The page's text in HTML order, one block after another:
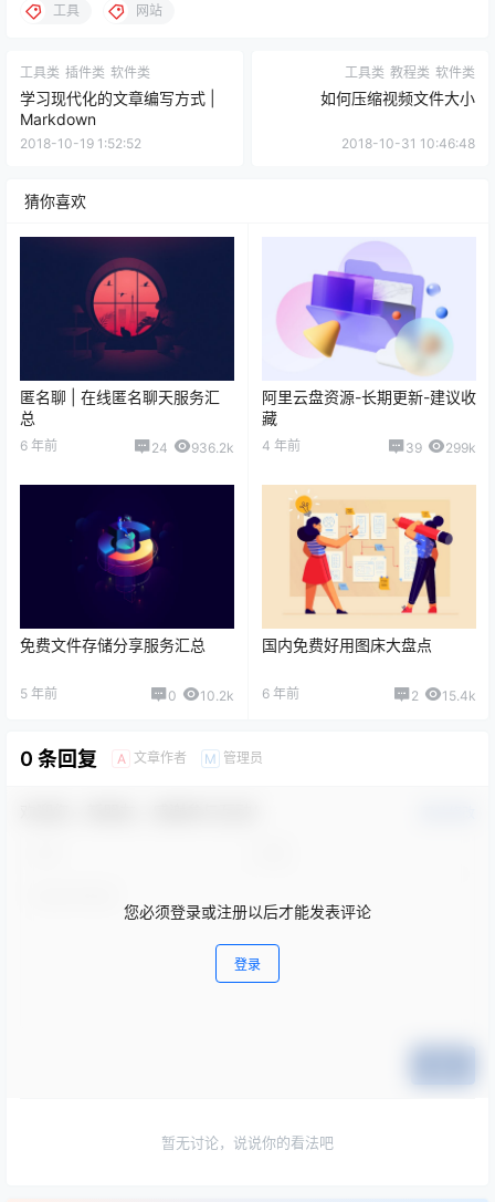
工具 网站
工具类 插件类 软件类
学习现代化的文章编写方式 |
Markdown
2018-10-19 1:52:52
工具类 教程类 软件类
如何压缩视频文件大小
2018-10-31 10:46:48
猜你喜欢
匿名聊 | 在线匿名聊天服务汇
总
6 年前 24 936.2k
阿里云盘资源-长期更新-建议收
藏
4 年前 39 299k
免费文件存储分享服务汇总
5 年前 0 10.2k
国内免费好用图床大盘点
6 年前 2 15.4k
0 条回复 A 文章作者 M 管理员
您必须登录或注册以后才能发表评论
登录
暂无讨论，说说你的看法吧